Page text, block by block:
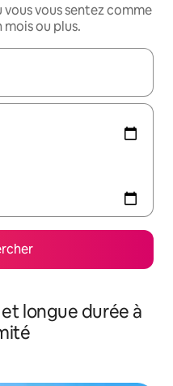
vous sentez comme
mois ou plus.
utilisez les flèches vers le
longue durée à